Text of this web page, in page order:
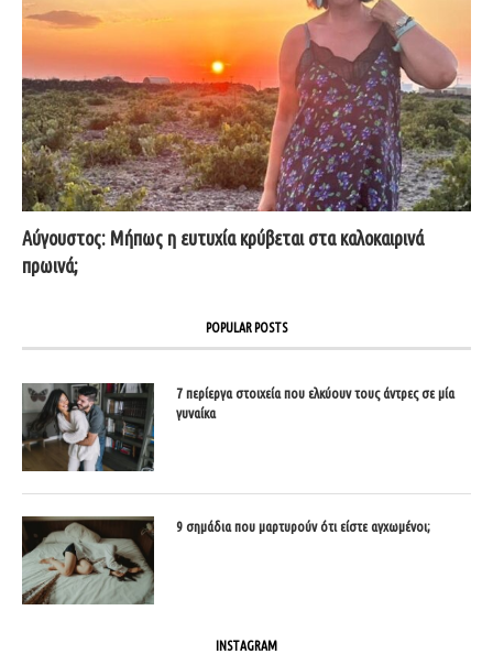
Αύγουστος: Μήπως η ευτυχία κρύβεται στα καλοκαιρινά
πρωινά;
POPULAR POSTS
7 περίεργα στοιχεία που ελκύουν τους άντρες σε μία
γυναίκα
9 σημάδια που μαρτυρούν ότι είστε αγχωμένοι;
INSTAGRAM